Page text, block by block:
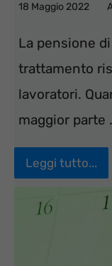
18 Maggio 2022
La pensione
trattamento
lavoratori.
maggior parte
Leggi tutto...